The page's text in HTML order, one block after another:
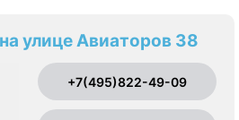
улице Авиаторов 38
+7(495)822-49-09